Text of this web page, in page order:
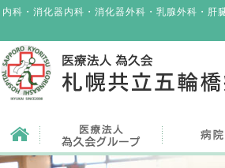
内科・消化器内科・消化器外科・乳腺外科・